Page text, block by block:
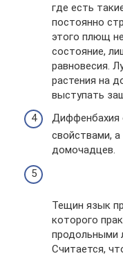
где есть
постоянно
этого плющ
состояние,
равновесия.
растения на
выступать
Диффенбахия
свойствами,
домочадцев.
Тещин язык
которого
продольными
Считается,